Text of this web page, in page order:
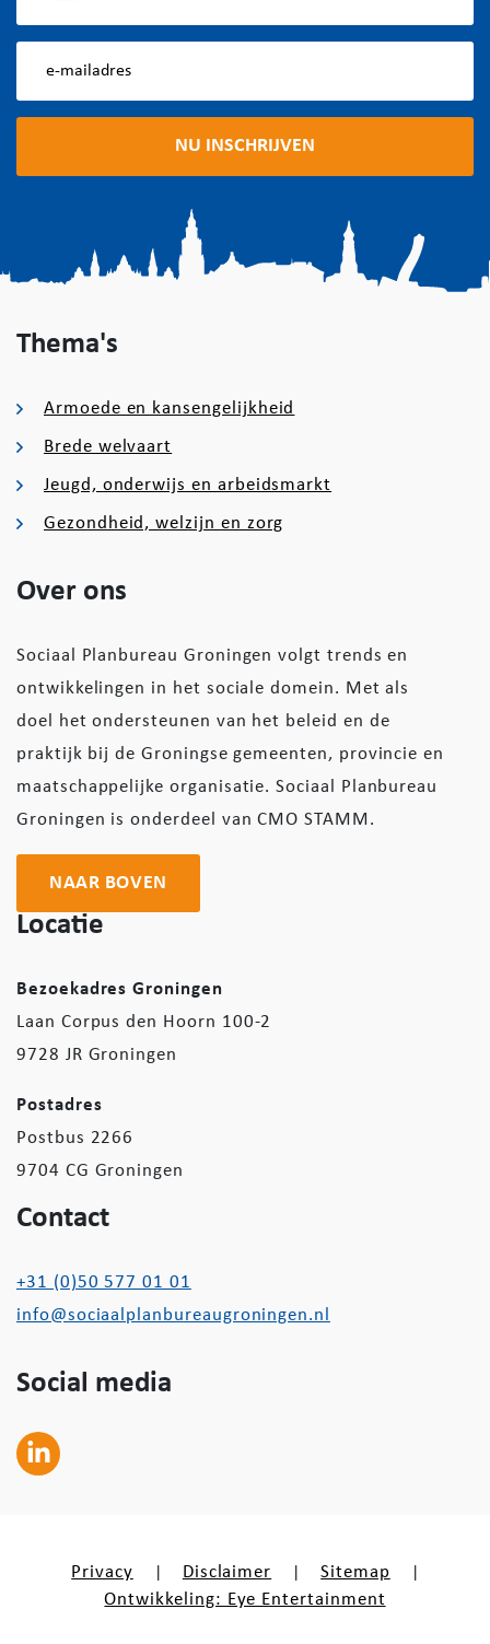
Thema's
Armoede en kansengelijkheid
Brede welvaart
Jeugd, onderwijs en arbeidsmarkt
Gezondheid, welzijn en zorg
Over ons
Sociaal Planbureau Groningen volgt trends en
ontwikkelingen in het sociale domein. Met als
doel het ondersteunen van het beleid en de
praktijk bij de Groningse gemeenten, provincie en
maatschappelijke organisatie. Sociaal Planbureau
Groningen is onderdeel van CMO STAMM.
NAAR BOVEN
Locatie
Bezoekadres Groningen
Laan Corpus den Hoorn 100-2
9728 JR Groningen
Postadres
Postbus 2266
9704 CG Groningen
Contact
+31 (0)50 577 01 01
info@sociaalplanbureaugroningen.nl
Social media
Privacy Disclaimer Sitemap
Ontwikkeling: Eye Entertainment